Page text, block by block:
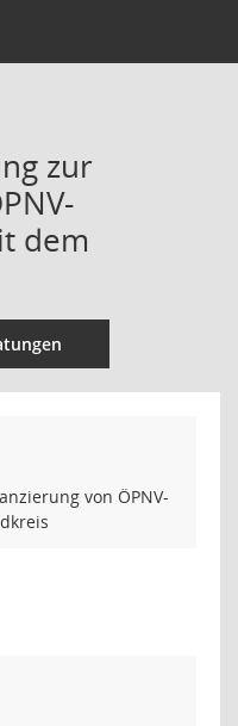
zur
dem
von ÖPNV-